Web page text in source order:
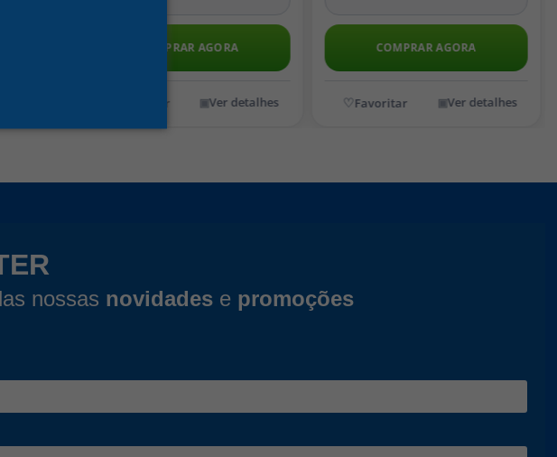
COMPRAR AGORA
Ver detalhes
COMPRAR AGORA
Ver detalhes
nossas novidades e promoções